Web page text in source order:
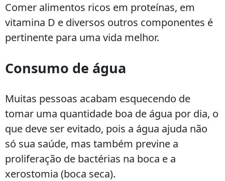
Comer alimentos ricos em proteínas, em
vitamina D e diversos outros componentes é
pertinente para uma vida melhor.
Consumo de água
Muitas pessoas acabam esquecendo de
tomar uma quantidade boa de água por dia, o
que deve ser evitado, pois a água ajuda não
só sua saúde, mas também previne a
proliferação de bactérias na boca e a
xerostomia (boca seca).